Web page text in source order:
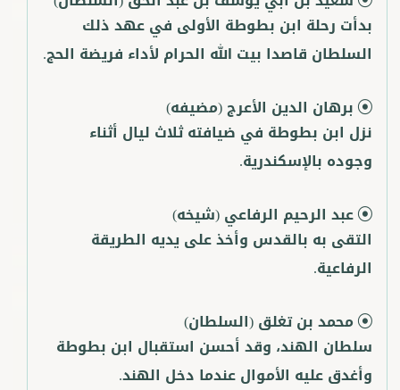
بدأت رحلة ابن بطوطة الأولى في عهد ذلك
السلطان قاصدا بيت الله الحرام لأداء فريضة الحج.
برهان الدين الأعرج(مضيفه)
نزل ابن بطوطة في ضيافته ثلاث ليال أثناء
وجوده بالإسكندرية.
عبد الرحيم الرفاعي(شيخه)
التقى به بالقدس وأخذ على يديه الطريقة
الرفاعية.
محمد بن تغلق(السلطان)
سلطان الهند، وقد أحسن استقبال ابن بطوطة
وأغدق عليه الأموال عندما دخل الهند.